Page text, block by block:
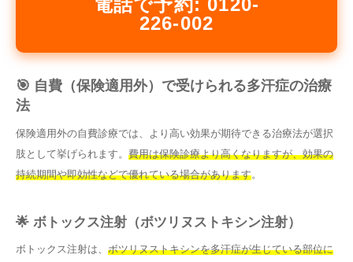
226-002
🎯 自費（保険適用外）で受けられる多汗症の治療
法
保険適用外の自費診療では、より高い効果が期待できる治療法が選択
肢として挙げられます。 費用は保険診療より高くなりますが、効果の
持続期間や即効性などで優れている場合があります。
🌟 ボトックス注射（ボツリヌストキシン注射）
ボトックス注射は、 ボツリヌストキシンを多汗症が生じている部位に